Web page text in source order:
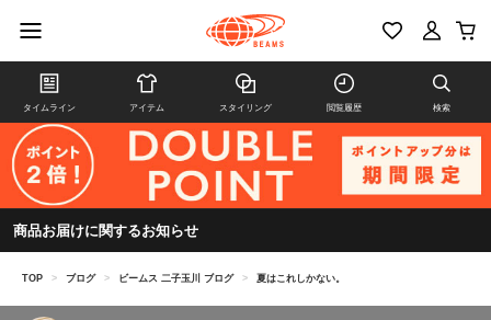
タイムライン アイテム スタイリング 閲覧履歴 検索
商品お届けに関するお知らせ
TOP > ブログ > ビームス 二子玉川 ブログ > 夏はこれしかない。